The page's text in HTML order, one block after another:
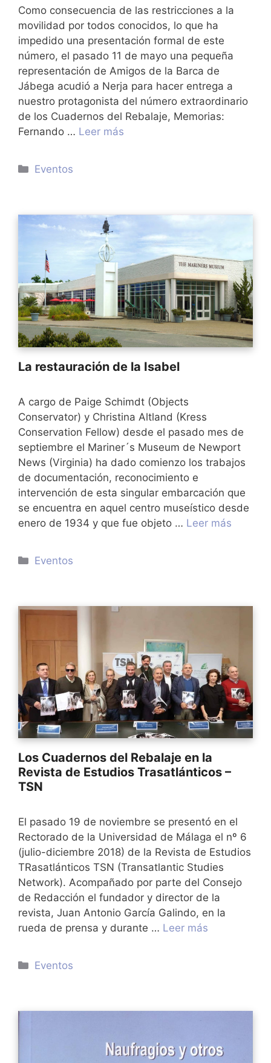
Como consecuencia de las restricciones a la
movilidad por todos conocidos, lo que ha
impedido una presentación formal de este
número, el pasado 11 de mayo una pequeña
representación de Amigos de la Barca de
Jábega acudió a Nerja para hacer entrega a
nuestro protagonista del número extraordinario
de los Cuadernos del Rebalaje, Memorias:
Fernando … Leer más
Categorías
Eventos
La restauración de la Isabel
A cargo de Paige Schimdt (Objects
Conservator) y Christina Altland (Kress
Conservation Fellow) desde el pasado mes de
septiembre el Mariner´s Museum de Newport
News (Virginia) ha dado comienzo los trabajos
de documentación, reconocimiento e
intervención de esta singular embarcación que
se encuentra en aquel centro museístico desde
enero de 1934 y que fue objeto … Leer más
Categorías
Eventos
Los Cuadernos del Rebalaje en la
Revista de Estudios Trasatlánticos –
TSN
El pasado 19 de noviembre se presentó en el
Rectorado de la Universidad de Málaga el nº 6
(julio-diciembre 2018) de la Revista de Estudios
TRasatlánticos TSN (Transatlantic Studies
Network). Acompañado por parte del Consejo
de Redacción el fundador y director de la
revista, Juan Antonio García Galindo, en la
rueda de prensa y durante … Leer más
Categorías
Eventos